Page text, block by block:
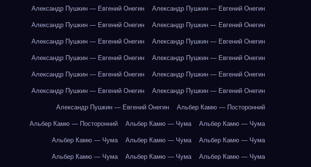
Александр Пушкин — Евгений Онегин Александр Пушкин — Евгений Онегин
Александр Пушкин — Евгений Онегин Александр Пушкин — Евгений Онегин
Александр Пушкин — Евгений Онегин Александр Пушкин — Евгений Онегин
Александр Пушкин — Евгений Онегин Александр Пушкин — Евгений Онегин
Александр Пушкин — Евгений Онегин Александр Пушкин — Евгений Онегин
Александр Пушкин — Евгений Онегин Александр Пушкин — Евгений Онегин
Александр Пушкин — Евгений Онегин Альбер Камю — Посторонний
Альбер Камю — Посторонний Альбер Камю — Чума Альбер Камю — Чума
Альбер Камю — Чума Альбер Камю — Чума Альбер Камю — Чума
Альбер Камю — Чума Альбер Камю — Чума Альбер Камю — Чума